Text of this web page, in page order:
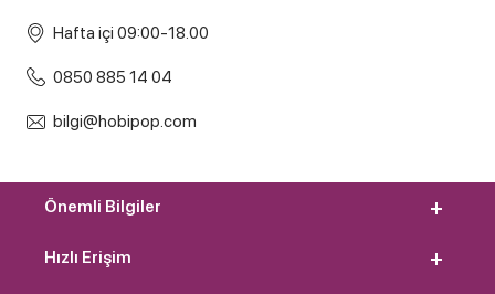
Hafta içi 09:00-18.00
0850 885 14 04
bilgi@hobipop.com
Önemli Bilgiler
Hızlı Erişim